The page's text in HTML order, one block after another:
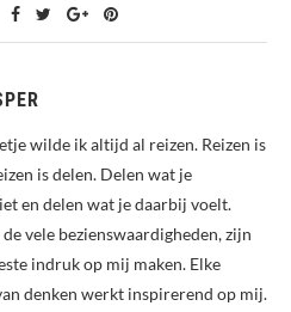
wilde ik altijd al reizen. Reizen is
is delen. Delen wat je
en delen wat je daarbij voelt.
vele bezienswaardigheden, zijn
indruk op mij maken. Elke
denken werkt inspirerend op mij.